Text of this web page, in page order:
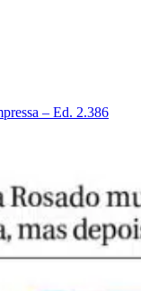
– Ed. 2.386